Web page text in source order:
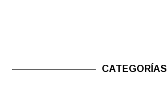
CATEGORÍAS